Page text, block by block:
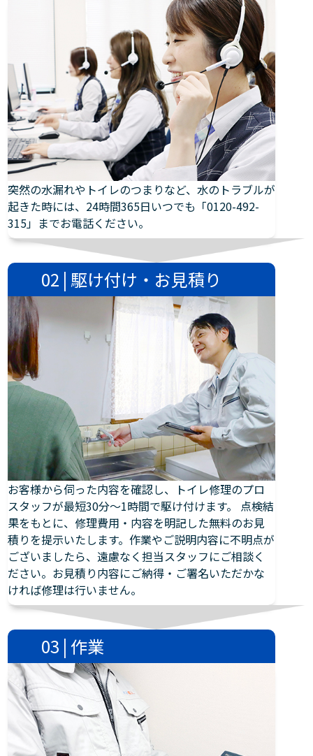
突然の水漏れやトイレのつまりなど、水のトラブルが
起きた時には、24時間365日いつでも「0120-492-
315」までお電話ください。
02 | 駆け付け・お見積り
お客様から伺った内容を確認し、トイレ修理のプロ
スタッフが最短30分～1時間で駆け付けます。 点検結
果をもとに、修理費用・内容を明記した無料のお見
積りを提示いたします。作業やご説明内容に不明点が
ございましたら、遠慮なく担当スタッフにご相談く
ださい。お見積り内容にご納得・ご署名いただかな
ければ修理は行いません。
03 | 作業